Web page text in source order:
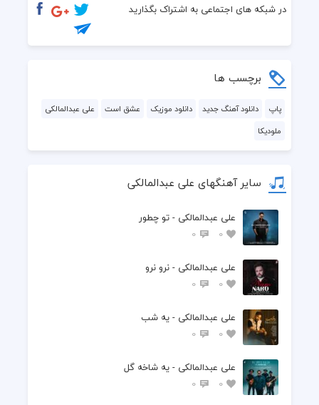
در شبکه های اجتماعی به اشتراک بگذارید
برچسب ها
پاپ دانلود آهنگ جدید دانلود موزیک عشق است
علی عبدالمالکی
ملودیکا
سایر آهنگهای علی عبدالمالکی
علی عبدالمالکی - تو چطور
0
0
علی عبدالمالکی - نرو نرو
0
0
علی عبدالمالکی - یه شب
0
0
علی عبدالمالکی - یه شاخه گل
0
0